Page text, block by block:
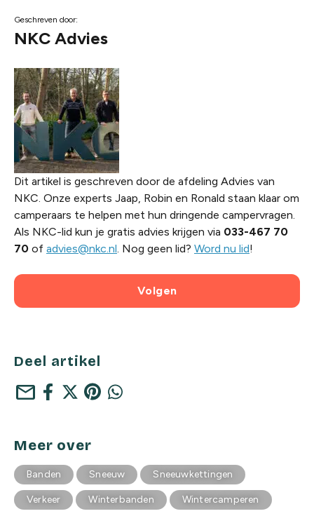
Geschreven door:
NKC Advies
Dit artikel is geschreven door de afdeling Advies van
NKC. Onze experts Jaap, Robin en Ronald staan klaar om
camperaars te helpen met hun dringende campervragen.
Als NKC-lid kun je gratis advies krijgen via 033-467 70
70 of advies@nkc.nl. Nog geen lid? Word nu lid!
Volgen
Deel artikel
mail
Meer over
Banden Sneeuw Sneeuwkettingen
Verkeer Winterbanden Wintercamperen